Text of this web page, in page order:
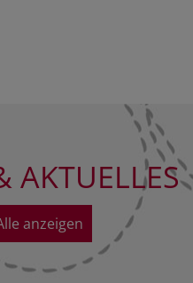
AKTUELLES
anzeigen